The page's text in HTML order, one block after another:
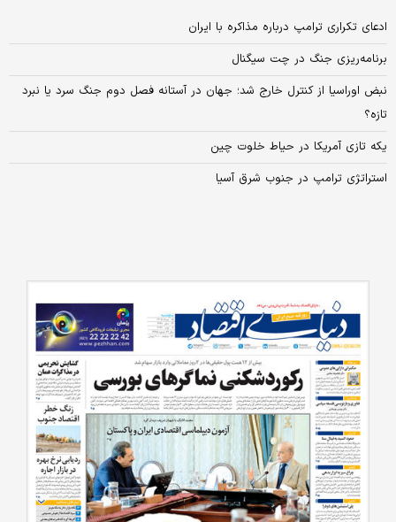
ادعای تکراری ترامپ درباره مذاکره با ایران
برنامه‌ریزی جنگ در چت سیگنال
نبض اوراسیا از کنترل خارج شد؛ جهان در آستانه فصل دوم جنگ سرد یا نبرد
تازه؟
یکه تازی آمریکا در حیاط خلوت چین
استراتژی ترامپ در جنوب شرق آسیا